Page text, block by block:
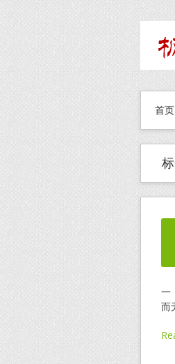
首页
一
而